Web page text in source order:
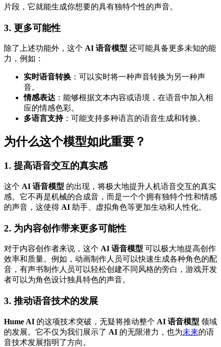
片段，它就能生成你想要的具有独特个性的声音。
3. 更多可能性
除了上述功能外，这个 AI 语音模型 还可能具备更多未知的能
力，例如：
实时语音转换 ：可以实时将一种声音转换为另一种声
音。
情感表达 ：能够根据文本内容或语境，在语音中加入相
应的情感色彩。
多语言支持：可能支持多种语言的语音生成和转换。
为什么这个模型如此重要？
1. 提高语音交互的真实感
这个 AI 语音模型 的出现，将极大地提升人机语音交互的真实
感。它不再是机械的合成音，而是一个个拥有独特个性和情感
的声音，这使得 AI 助手、虚拟角色等更加生动和人性化。
2. 为内容创作带来更多可能性
对于内容创作者来说，这个 AI 语音模型 可以极大地提高创作
效率和质量。例如，动画制作人员可以快速生成各种角色的配
音，有声书制作人员可以轻松创建不同风格的旁白，游戏开发
者可以为角色设计独具特色的声音。
3. 推动语音技术的发展
Hume AI 的这项技术突破，无疑将推动整个 AI 语音模型 领域
的发展。它不仅为我们展示了 AI 的无限潜力，也为未来的语
音技术发展指明了方向。